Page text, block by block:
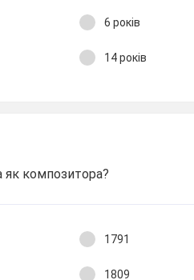
6 років
14 років
як композитора?
1791
1809